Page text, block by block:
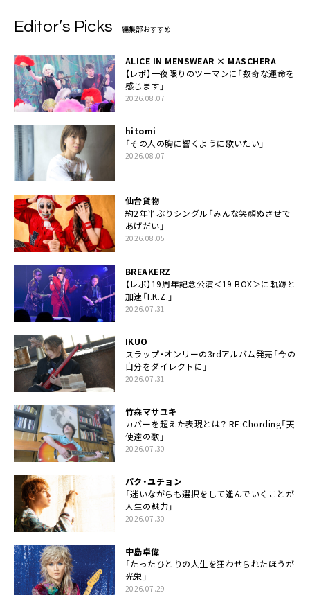
Editor’s Picks 編集部おすすめ
ALICE IN MENSWEAR × MASCHERA
【レポ】一夜限りのツーマンに「数奇な運命を
感じます」
2026.08.07
hitomi
「その人の胸に響くように歌いたい」
2026.08.07
仙台貨物
約2年半ぶりシングル「みんな笑顔ぬさせで
あげだい」
2026.08.05
BREAKERZ
【レポ】19周年記念公演＜19 BOX＞に軌跡と
加速「I.K.Z.」
2026.07.31
IKUO
スラップ・オンリーの3rdアルバム発売「今の
自分をダイレクトに」
2026.07.31
竹森マサユキ
カバーを超えた表現とは？ RE:Chording「天
使達の歌」
2026.07.30
パク・ユチョン
「迷いながらも選択をして進んでいくことが
人生の魅力」
2026.07.30
中島卓偉
「たったひとりの人生を狂わせられたほうが
光栄」
2026.07.29